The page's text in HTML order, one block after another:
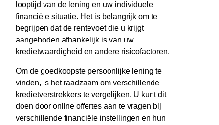
looptijd van de lening en uw individuele
financiële situatie. Het is belangrijk om te
begrijpen dat de rentevoet die u krijgt
aangeboden afhankelijk is van uw
kredietwaardigheid en andere risicofactoren.
Om de goedkoopste persoonlijke lening te
vinden, is het raadzaam om verschillende
kredietverstrekkers te vergelijken. U kunt dit
doen door online offertes aan te vragen bij
verschillende financiële instellingen en hun